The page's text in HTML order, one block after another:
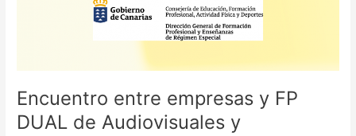
Encuentro entre empresas y FP
DUAL de Audiovisuales y